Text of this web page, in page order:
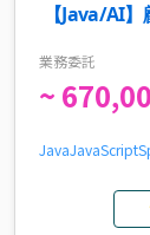
【Java/AI
業務委託
~
JavaJavaScript